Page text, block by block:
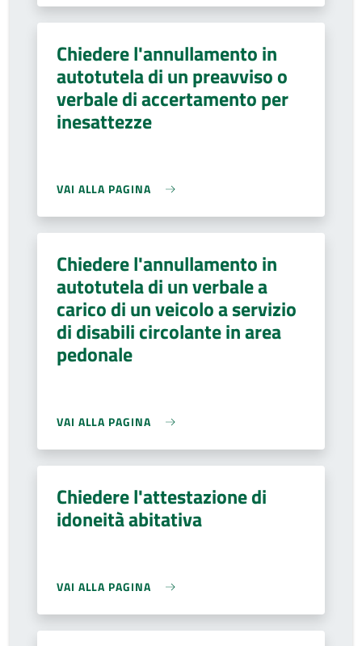
Chiedere l'annullamento in
autotutela di un preavviso o
verbale di accertamento per
inesattezze
VAI ALLA PAGINA
Chiedere l'annullamento in
autotutela di un verbale a
carico di un veicolo a servizio
di disabili circolante in area
pedonale
VAI ALLA PAGINA
Chiedere l'attestazione di
idoneità abitativa
VAI ALLA PAGINA